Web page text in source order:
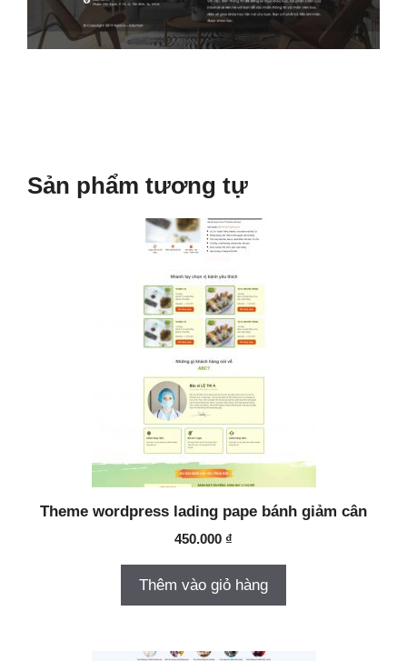
Sản phẩm tương tự
Theme wordpress lading pape bánh giảm cân
450.000 ₫
Thêm vào giỏ hàng